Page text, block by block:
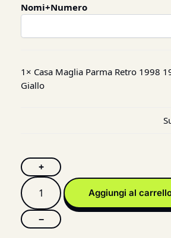
Nomi+Numero
1× Casa Maglia Parma Retro 1998
Giallo
+
−
Aggiungi al